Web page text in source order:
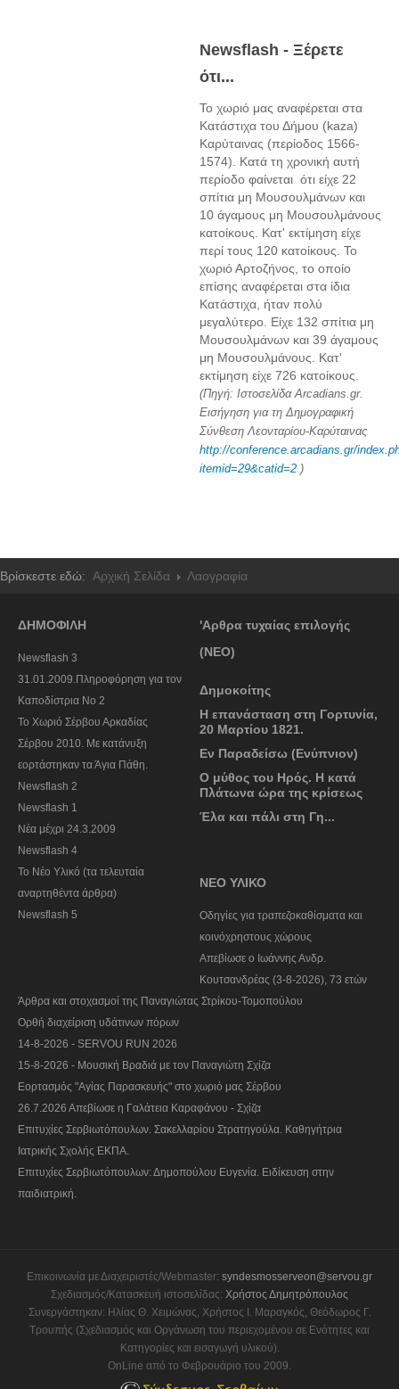
Newsflash - Ξέρετε
ότι...
Το χωριό μας αναφέρεται στα
Κατάστιχα του Δήμου (kaza)
Καρύταινας (περίοδος 1566-
1574). Κατά τη χρονική αυτή
περίοδο φαίνεται ότι είχε 22
σπίτια μη Μουσουλμάνων και
10 άγαμους μη Μουσουλμάνους
κατοίκους. Κατ' εκτίμηση είχε
περί τους 120 κατοίκους. Το
χωριό Αρτοζήνος, το οποίο
επίσης αναφέρεται στα ίδια
Κατάστιχα, ήταν πολύ
μεγαλύτερο. Είχε 132 σπίτια μη
Μουσουλμάνων και 39 άγαμους
μη Μουσουλμάνους. Κατ'
εκτίμηση είχε 726 κατοίκους.
(Πηγή: Ιστοσελίδα Arcadians.gr.
Εισήγηση για τη Δημογραφική
Σύνθεση Λεονταρίου-Καρύταινας
http://conference.arcadians.gr/
itemid=29&catid=2 )
Βρίσκεστε εδώ: Αρχική Σελίδα Λαογραφία
ΔΗΜΟΦΙΛΗ
Newsflash 3
31.01.2009.Πληροφόρηση για τον
Καποδίστρια Νο 2
To Χωριό Σέρβου Αρκαδίας
Σέρβου 2010. Με κατάνυξη
εορτάστηκαν τα Άγια Πάθη.
Newsflash 2
Newsflash 1
Nέα μέχρι 24.3.2009
Newsflash 4
Το Νέο Υλικό (τα τελευταία
αναρτηθέντα άρθρα)
Newsflash 5
'Αρθρα τυχαίας επιλογής
(ΝΕΟ)
Δημοκοίτης
Η επανάσταση στη Γορτυνία,
20 Μαρτίου 1821.
Εν Παραδείσω (Ενύπνιον)
Ο μύθος του Ηρός. Η κατά
Πλάτωνα ώρα της κρίσεως
Έλα και πάλι στη Γη...
ΝΕΟ ΥΛΙΚΟ
Οδηγίες για τραπεζοκαθίσματα και
κοινόχρηστους χώρους
Απεβίωσε ο Ιωάννης Ανδρ.
Κουτσανδρέας (3-8-2026), 73 ετών
Άρθρα και στοχασμοί της Παναγιώτας Στρίκου-Τομοπούλου
Ορθή διαχείριση υδάτινων πόρων
14-8-2026 - SERVOU RUN 2026
15-8-2026 - Μουσική Βραδιά με τον Παναγιώτη Σχίζα
Εορτασμός "Αγίας Παρασκευής" στο χωριό μας Σέρβου
26.7.2026 Απεβίωσε η Γαλάτεια Καραφάνου - Σχίζα
Επιτυχίες Σερβιωτόπουλων. Σακελλαρίου Στρατηγούλα. Καθηγήτρια
Ιατρικής Σχολής ΕΚΠΑ.
Επιτυχίες Σερβιωτόπουλων: Δημοπούλου Ευγενία. Ειδίκευση στην
παιδιατρική.
Επικοινωνία με Διαχειριστές/Webmaster: syndesmosserveon@servou.gr
Σχεδιασμός/Κατασκευή ιστοσελίδας: Χρήστος Δημητρόπουλος
Συνεργάστηκαν: Ηλίας Θ. Χειμώνας, Χρήστος Ι. Μαραγκός, Θεόδωρος Γ.
Τρουπής (Σχεδιασμός και Οργάνωση του περιεχομένου σε Ενότητες και
Κατηγορίες και εισαγωγή υλικού).
OnLine από το Φεβρουάριο του 2009.